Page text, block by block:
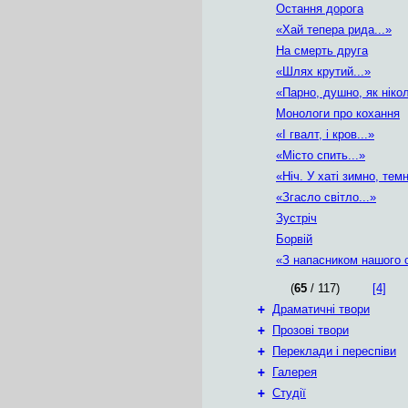
Остання дорога
«Хай тепера рида...»
На смерть друга
«Шлях крутий...»
«Парно, душно, як
Монологи про кохання
«І гвалт, і кров...»
«Місто спить...»
«Ніч. У хаті зимно,
«Згасло світло...»
Зустріч
Борвій
«З напасником нашого
(65 / 117)
[4]
+ Драматичні твори
+
Прозові твори
+
Переклади і переспіви
+
Галерея
+ Студії